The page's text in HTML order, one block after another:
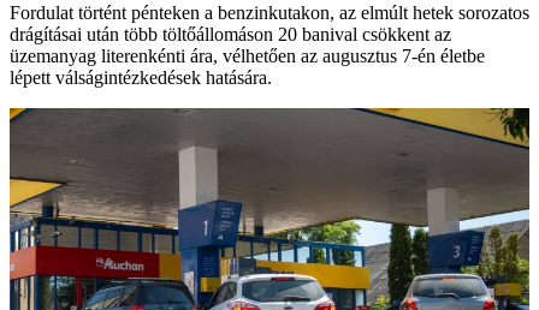
Fordulat történt pénteken a benzinkutakon, az elmúlt hetek sorozatos
drágításai után több töltőállomáson 20 banival csökkent az
üzemanyag literenkénti ára, vélhetően az augusztus 7-én életbe
lépett válságintézkedések hatására.